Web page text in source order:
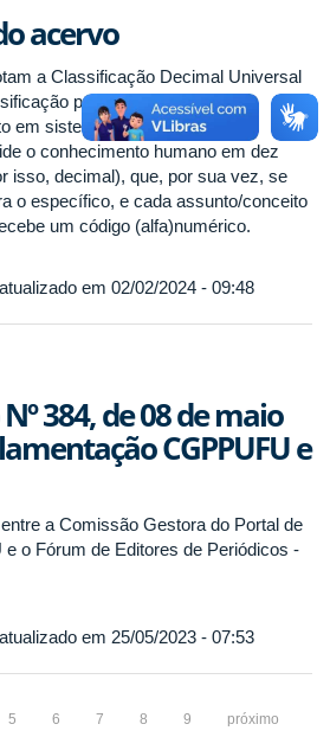
acervo
a Classificação Decimal Universal
para a indexação e
em sistemas de informação
o conhecimento humano em dez
isso, decimal), que, por sua vez, se
o específico, e cada assunto/conceito
um código (alfa)numérico.
em 02/02/2024 - 09:48
384, de 08 de maio
CGPPUFU e
a Comissão Gestora do Portal de
o Fórum de Editores de Periódicos -
em 25/05/2023 - 07:53
5 6 7 8 9 próximo